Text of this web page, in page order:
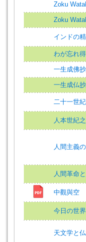
Zoku
Zoku
インドの
わが忘れ
一生成佛
一生成仏
二十一世
人本世紀
人間主義
人間革命
中觀與空
今日の世
天文学と